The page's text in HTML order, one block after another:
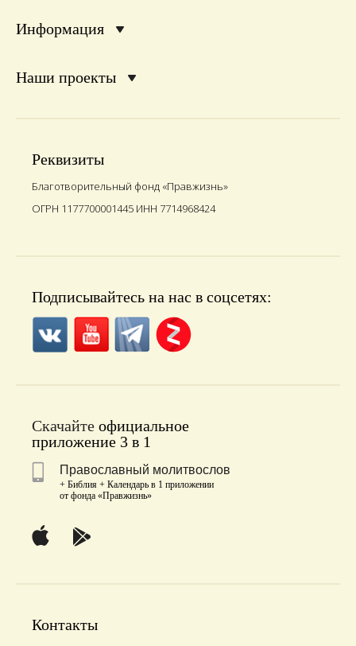
Информация
Наши проекты
Реквизиты
Благотворительный фонд «Правжизнь»
ОГРН 1177700001445 ИНН 7714968424
Подписывайтесь на нас в соцсетях:
Скачайте официальное
приложение 3 в 1
Православный молитвослов
+ Библия + Календарь в 1 приложении
от фонда «Правжизнь»
Контакты